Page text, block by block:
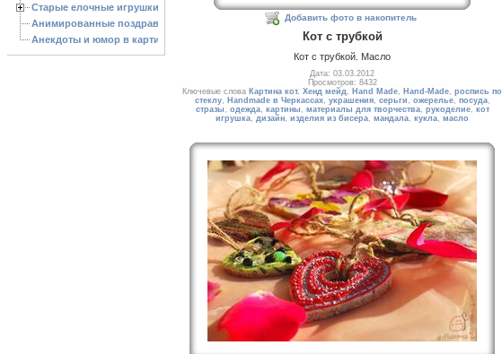
Старые елочные игрушки
Анимированные поздравления с Новым 2013 годом
Анекдоты и юмор в картинках
Добавить фото в накопитель
Кот с трубкой
Кот с трубкой. Масло
Дата: 03.03.2012
Просмотров: 8432
Ключевые слова Картина кот. Хенд мейд, Hand Made, Hand-Made, роспись по
стеклу, Handmade в Черкассах, украшения, серьги , ожерелье, посуда,
стразы , одежда, картины , материалы для творчества, рукоделие, кот
игрушка, дизайн, изделия из бисера, мандала, кукла, масло